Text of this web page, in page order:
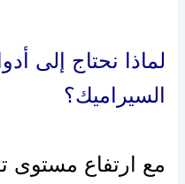
لماذا نحتاج إلى
السيراميك؟
مع ارتفاع مستوى